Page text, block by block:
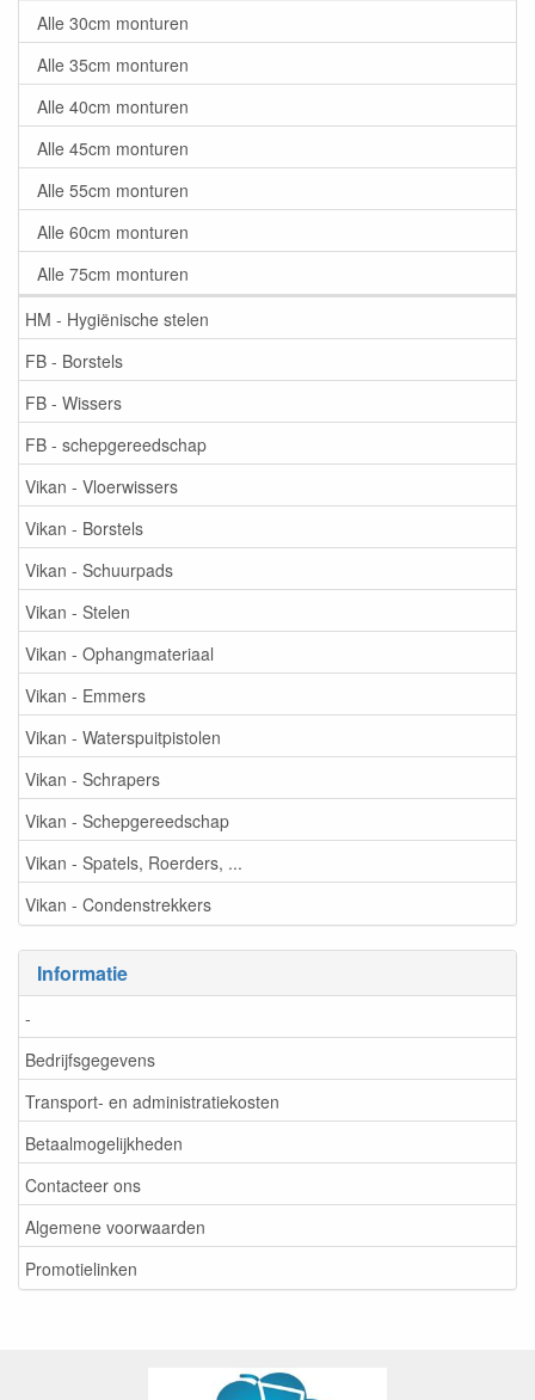
Alle 30cm monturen
Alle 35cm monturen
Alle 40cm monturen
Alle 45cm monturen
Alle 55cm monturen
Alle 60cm monturen
Alle 75cm monturen
HM - Hygiënische stelen
FB - Borstels
FB - Wissers
FB - schepgereedschap
Vikan - Vloerwissers
Vikan - Borstels
Vikan - Schuurpads
Vikan - Stelen
Vikan - Ophangmateriaal
Vikan - Emmers
Vikan - Waterspuitpistolen
Vikan - Schrapers
Vikan - Schepgereedschap
Vikan - Spatels, Roerders, ...
Vikan - Condenstrekkers
Informatie
-
Bedrijfsgegevens
Transport- en administratiekosten
Betaalmogelijkheden
Contacteer ons
Algemene voorwaarden
Promotielinken